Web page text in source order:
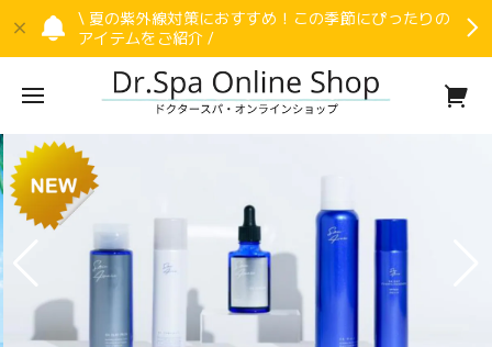
\ 夏の紫外線対策におすすめ！この季節にぴったりの
アイテムをご紹介 /